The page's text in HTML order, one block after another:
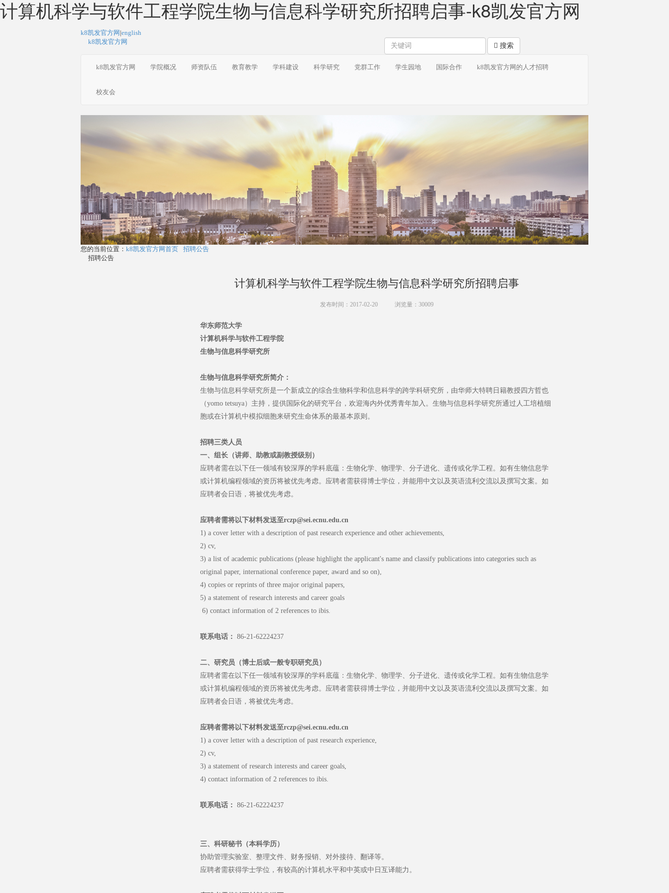
计算机科学与软件工程学院生物与信息科学研究所招聘启事-k8凯发官方网
k8凯发官方网 |english
k8凯发官方网
搜
搜索
k8凯发官方网 学院概况 师资队伍 教育教学 学科建设 科学研究 党群工作 学生园地 国际合作 k8凯发官方网的人才招聘
校友会
您的当前位置： k8凯发官方网首页
招聘公告
招聘公告
计算机科学与软件工程学院生物与信息科学研究所招聘启事
发布时间：2017-02-20 浏览量： 30009
华东师范大学
计算机科学与软件工程学院
生物与信息科学研究所
生物与信息科学研究所简介：
生物与信息科学研究所是一个新成立的综合生物科学和信息科学的跨学科研究所，由华师大特聘日籍教授四方哲也
（yomo tetsuya）主持，提供国际化的研究平台，欢迎海内外优秀青年加入。生物与信息科学研究所通过人工培植细
胞或在计算机中模拟细胞来研究生命体系的最基本原则。
招聘三类人员
一、组长（讲师、助教或副教授级别）
应聘者需在以下任一领域有较深厚的学科底蕴：生物化学、物理学、分子进化、遗传或化学工程。如有生物信息学
或计算机编程领域的资历将被优先考虑。应聘者需获得博士学位，并能用中文以及英语流利交流以及撰写文案。如
应聘者会日语，将被优先考虑。
应聘者需将以下材料发送至rczp@sei.ecnu.edu.cn
1) a cover letter with a description of past research experience and other achievements,
2) cv,
3) a list of academic publications (please highlight the applicant's name and classify publications into categories such as
original paper, international conference paper, award and so on),
4) copies or reprints of three major original papers,
5) a statement of research interests and career goals
6) contact information of 2 references to ibis.
联系电话： 86-21-62224237
二、研究员（博士后或一般专职研究员）
应聘者需在以下任一领域有较深厚的学科底蕴：生物化学、物理学、分子进化、遗传或化学工程。如有生物信息学
或计算机编程领域的资历将被优先考虑。应聘者需获得博士学位，并能用中文以及英语流利交流以及撰写文案。如
应聘者会日语，将被优先考虑。
应聘者需将以下材料发送至rczp@sei.ecnu.edu.cn
1) a cover letter with a description of past research experience,
2) cv,
3) a statement of research interests and career goals,
4) contact information of 2 references to ibis.
联系电话： 86-21-62224237
三、科研秘书（本科学历）
协助管理实验室、整理文件、财务报销、对外接待、翻译等。
应聘者需获得学士学位，有较高的计算机水平和中英或中日互译能力。